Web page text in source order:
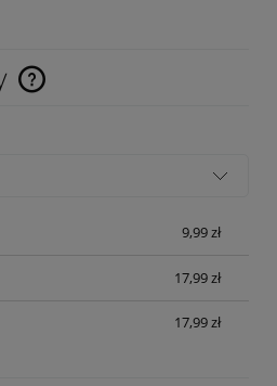
kosztów płatności
9,99 zł
17,99 zł
17,99 zł